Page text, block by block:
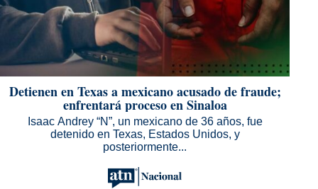
Detienen en Texas a mexicano acusado de fraude;
enfrentará proceso en Sinaloa
Isaac Andrey “N”, un mexicano de 36 años, fue
detenido en Texas, Estados Unidos, y
posteriormente...